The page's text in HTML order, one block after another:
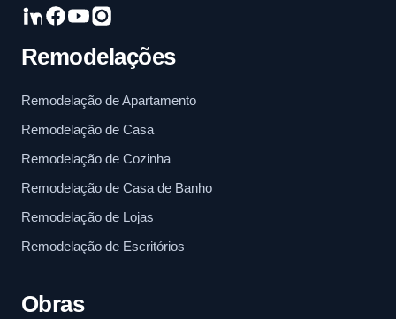
Remodelações
Remodelação de Apartamento
Remodelação de Casa
Remodelação de Cozinha
Remodelação de Casa de Banho
Remodelação de Lojas
Remodelação de Escritórios
Obras